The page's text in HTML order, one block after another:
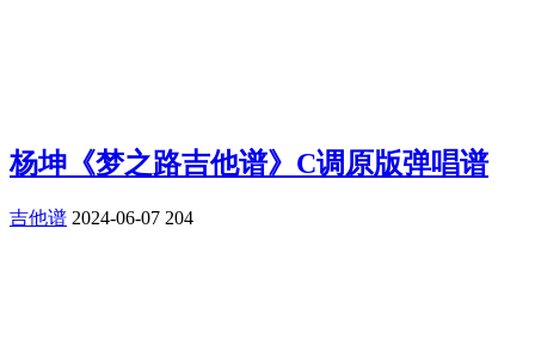
杨坤《梦之路吉他谱》C调原版弹唱谱
吉他谱 2024-06-07 204